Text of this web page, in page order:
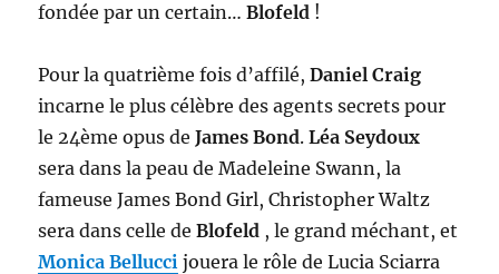
fondée par un certain…Blofeld !
Pour la quatrième fois d’affilé,Daniel Craig
incarne le plus célèbre des agents secrets pour
le 24ème opus deJames Bond.Léa Seydoux
sera dans la peau de Madeleine Swann, la
fameuse James Bond Girl, Christopher Waltz
sera dans celle deBlofeld , le grand méchant, et
Monica Bellucci jouera le rôle de Lucia Sciarra